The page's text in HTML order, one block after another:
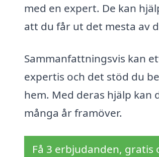
med en expert. De kan
att du får ut det mesta av
Sammanfattningsvis kan
expertis och det stöd du
hem. Med deras hjälp
många år framöver.
Få 3 erbjudanden,